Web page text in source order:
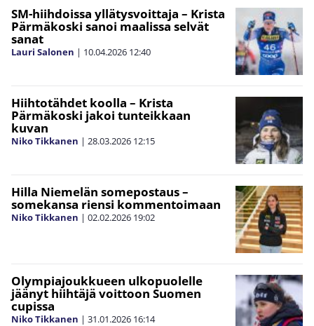
SM-hiihdoissa yllätysvoittaja – Krista
Pärmäkoski sanoi maalissa selvät
sanat
Lauri Salonen | 10.04.2026 12:40
Hiihtotähdet koolla – Krista
Pärmäkoski jakoi tunteikkaan
kuvan
Niko Tikkanen | 28.03.2026 12:15
Hilla Niemelän somepostaus –
somekansa riensi kommentoimaan
Niko Tikkanen | 02.02.2026 19:02
Olympiajoukkueen ulkopuolelle
jäänyt hiihtäjä voittoon Suomen
cupissa
Niko Tikkanen | 31.01.2026 16:14